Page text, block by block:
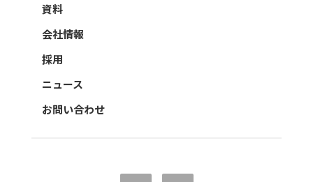
資料
会社情報
採用
ニュース
お問い合わせ